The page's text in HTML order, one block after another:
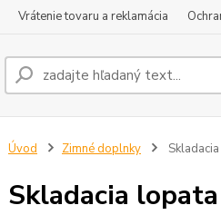
Vrátenie tovaru a reklamácia
Úvod Zimné doplnky
Skladacia